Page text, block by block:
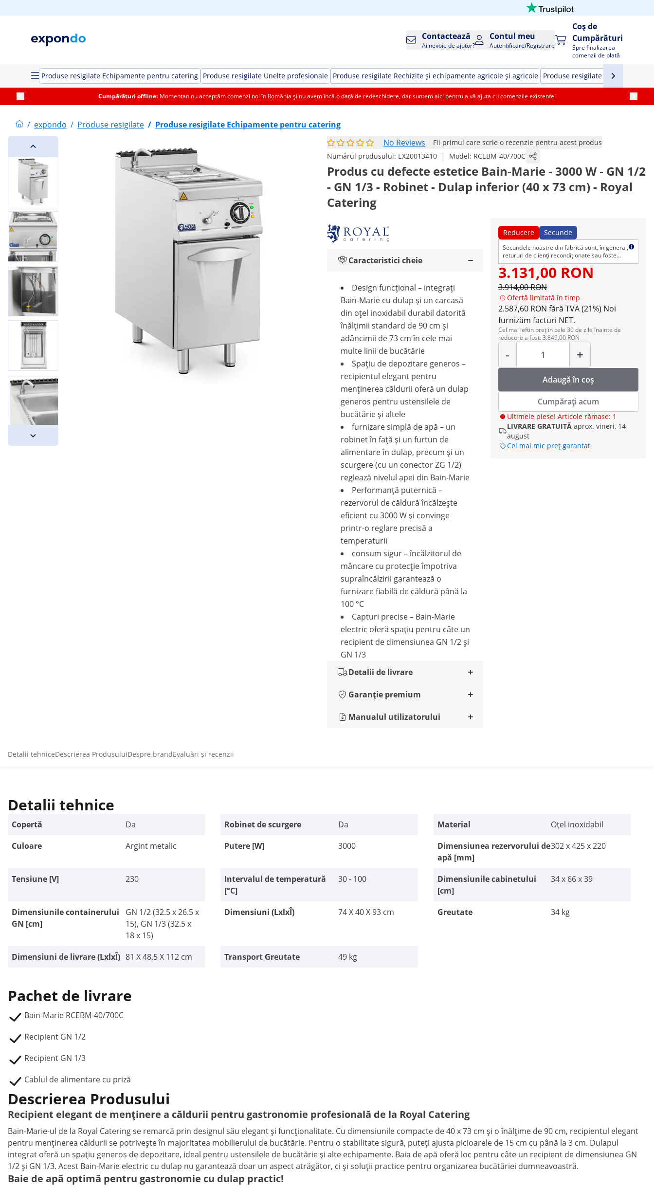
Contactează
Ai nevoie de ajutor?
Contul meu
Autentificare/Registrare
Coș de
Cumpărături
Spre finalizarea
comenzii de plată
Produse resigilate Echipamente pentru catering Produse resigilate Unelte profesionale Produse resigilate Rechizite și echipamente agricole și agricole Produse resigilate Măsurare
Cumpărături offline: Momentan nu acceptăm comenzi noi în România și nu avem încă o dată de redeschidere, dar suntem aici pentru a vă ajuta cu comenzile existente!
/ expondo / Produse resigilate / Produse resigilate Echipamente pentru catering
No Reviews
Fii primul care scrie o recenzie pentru acest produs
Numărul produsului: EX20013410 | Model: RCEBM-40/700C
Produs cu defecte estetice Bain-Marie - 3000 W - GN 1/2
- GN 1/3 - Robinet - Dulap inferior (40 x 73 cm) - Royal
Catering
Reducere Secunde
Secundele noastre din fabrică sunt, în general,
retururi de clienți recondiționate sau foste
articole de afișare. Produsele pot avea
defecte cosmetice, dar sunt impecabile din
punct de vedere tehnic. Ca de obicei, oferim
dreptul normal de retur și garanție.
3.131,00 RON
3.914,00 RON
Ofertă limitată în timp
2.587,60 RON fără TVA (21%) Noi
furnizăm facturi NET.
Cel mai ieftin preț în cele 30 de zile înainte de
reducere a fost: 3.849,00 RON
-
Cantitate
+
Adaugă în coș
Cumpărați acum
Ultimele piese! Articole rămase: 1
LIVRARE GRATUITĂ aprox. vineri, 14
august
Cel mai mic preț garantat
Caracteristici cheie
Design funcțional – integrați
Bain-Marie cu dulap și un carcasă
din oțel inoxidabil durabil datorită
înălțimii standard de 90 cm și
adâncimii de 73 cm în cele mai
multe linii de bucătărie
Spațiu de depozitare generos –
recipientul elegant pentru
menținerea căldurii oferă un dulap
generos pentru ustensilele de
bucătărie și altele
furnizare simplă de apă – un
robinet în față și un furtun de
alimentare în dulap, precum și un
scurgere (cu un conector ZG 1/2)
reglează nivelul apei din Bain-Marie
Performanță puternică –
rezervorul de căldură încălzește
eficient cu 3000 W și convinge
printr-o reglare precisă a
temperaturii
consum sigur – încălzitorul de
mâncare cu protecție împotriva
supraîncălzirii garantează o
furnizare fiabilă de căldură până la
100 °C
Capturi precise – Bain-Marie
electric oferă spațiu pentru câte un
recipient de dimensiunea GN 1/2 și
GN 1/3
Detalii de livrare
Garanție premium
Manualul utilizatorului
Detalii tehniceDescrierea ProdusuluiDespre brandEvaluări și recenzii
Detalii tehnice
Copertă Da Robinet de scurgere Da Material
Oțel inoxidabil
Culoare
Argint metalic Putere [W] 3000
Dimensiunea rezervorului de
apă [mm]
302 x 425 x 220
Tensiune [V] 230
Intervalul de temperatură
[°C]
30 - 100
Dimensiunile cabinetului
[cm]
34 x 66 x 39
Dimensiunile containerului
GN [cm]
GN 1/2 (32.5 x 26.5 x
15), GN 1/3 (32.5 x
18 x 15)
Dimensiuni (LxlxÎ) 74 X 40 X 93 cm Greutate 34 kg
Dimensiuni de livrare (LxlxÎ) 81 X 48.5 X 112 cm Transport Greutate 49 kg
Pachet de livrare
Bain-Marie RCEBM-40/700C
Recipient GN 1/2
Recipient GN 1/3
Cablul de alimentare cu priză
Descrierea Produsului
Recipient elegant de menținere a căldurii pentru gastronomie profesională de la Royal Catering
Bain-Marie-ul de la Royal Catering se remarcă prin designul său elegant și funcționalitate. Cu dimensiunile compacte de 40 x 73 cm și o înălțime de 90 cm, recipientul elegant
pentru menținerea căldurii se potrivește în majoritatea mobilierului de bucătărie. Pentru o stabilitate sigură, puteți ajusta picioarele de 15 cm cu până la 3 cm. Dulapul
integrat oferă un spațiu generos de depozitare, ideal pentru ustensilele de bucătărie și alte echipamente. Baia de apă oferă loc pentru câte un recipient de dimensiunea GN
1/2 și GN 1/3. Acest Bain-Marie electric cu dulap nu garantează doar un aspect atrăgător, ci și soluții practice pentru organizarea bucătăriei dumneavoastră.
Baie de apă optimă pentru gastronomie cu dulap practic!